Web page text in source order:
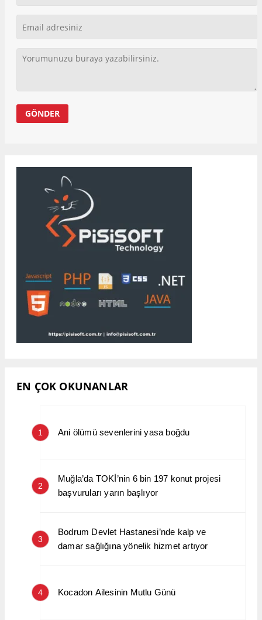
EN ÇOK OKUNANLAR
1 Ani ölümü sevenlerini yasa boğdu
2
Muğla’da TOKİ’nin 6 bin 197 konut projesi
başvuruları yarın başlıyor
3
Bodrum Devlet Hastanesi’nde kalp ve
damar sağlığına yönelik hizmet artıyor
4 Kocadon Ailesinin Mutlu Günü